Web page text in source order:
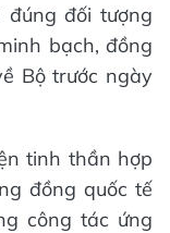
đối tượng
bạch, đồng
Bộ trước ngày
tinh thần hợp
đồng quốc tế
công tác ứng